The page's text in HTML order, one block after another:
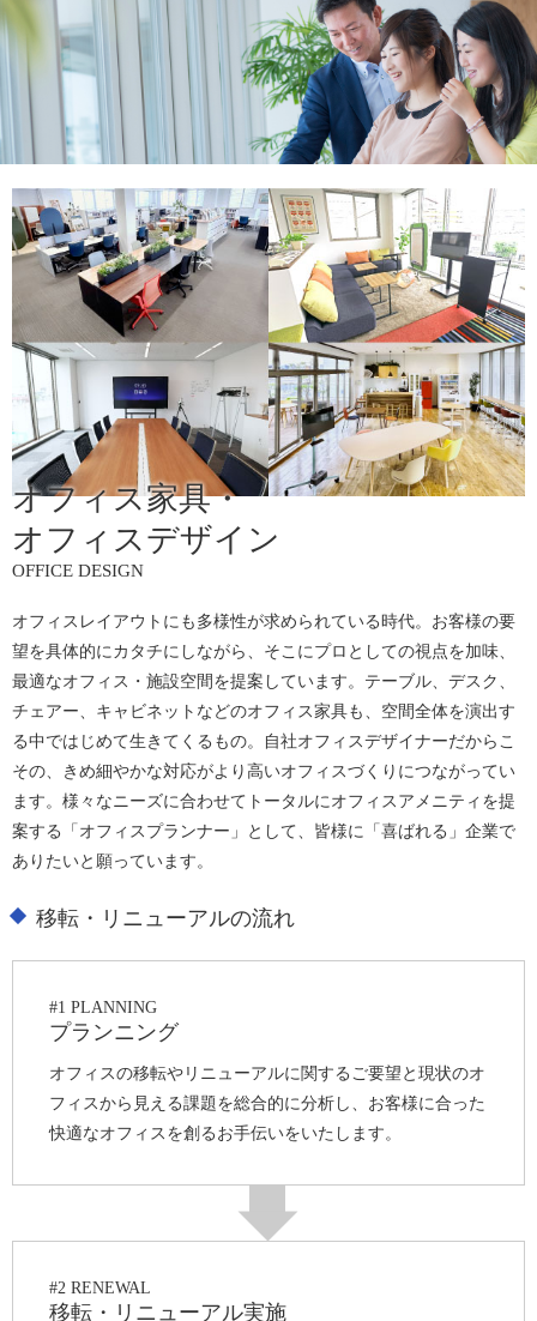
オフィス家具・
オフィスデザイン
OFFICE DESIGN
オフィスレイアウトにも多様性が求められている時代。お客様の要
望を具体的にカタチにしながら、そこにプロとしての視点を加味、
最適なオフィス・施設空間を提案しています。テーブル、デスク、
チェアー、キャビネットなどのオフィス家具も、空間全体を演出す
る中ではじめて生きてくるもの。自社オフィスデザイナーだからこ
その、きめ細やかな対応がより高いオフィスづくりにつながってい
ます。様々なニーズに合わせてトータルにオフィスアメニティを提
案する「オフィスプランナー」として、皆様に「喜ばれる」企業で
ありたいと願っています。
移転・リニューアルの流れ
#1 PLANNING
プランニング
オフィスの移転やリニューアルに関するご要望と現状のオ
フィスから見える課題を総合的に分析し、お客様に合った
快適なオフィスを創るお手伝いをいたします。
#2 RENEWAL
移転・リニューアル実施